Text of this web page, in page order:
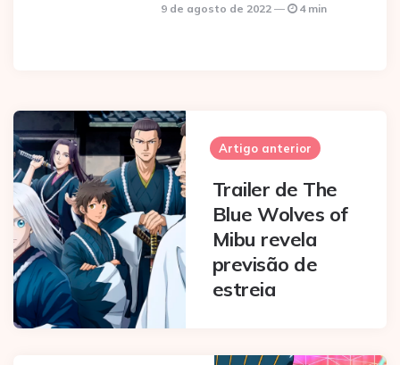
9 de agosto de 2022 4 min
Post
navigation
Artigo anterior
Trailer de The
Blue Wolves of
Mibu revela
previsão de
estreia